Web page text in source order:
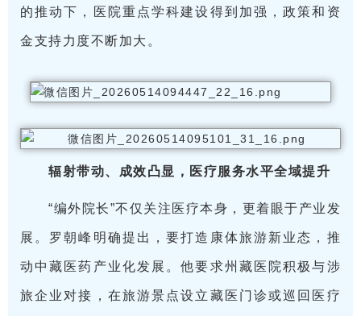
的推动下，医院重点学科建设得到加强，政策和资
金支持力度不断加大。
辐射带动、成效凸显，医疗服务水平全域提升
“编外院长”不仅关注医疗本身，更着眼于产业发
展。罗朝峰明确提出，要打造康体旅游新业态，推
动中藏医药产业化发展。他要求州藏医院积极与涉
旅企业对接，在旅游景点设立藏医门诊或巡回医疗